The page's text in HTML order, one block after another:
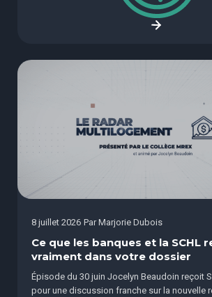
8 juillet 2026 Par Marjorie Dubois
Ce que les banques et la SCHL
vraiment dans votre dossier
Épisode du 30 juin Jocelyn Beaudoin reçoit
pour une discussion franche sur la nouvelle